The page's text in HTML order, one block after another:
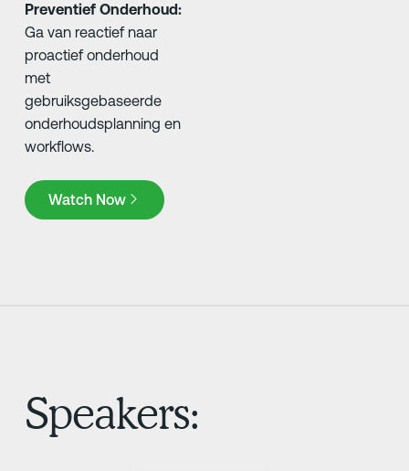
Preventief Onderhoud:
Ga van reactief naar
proactief onderhoud
met
gebruiksgebaseerde
onderhoudsplanning en
workflows.
Watch Now
Watch Now
Speakers: